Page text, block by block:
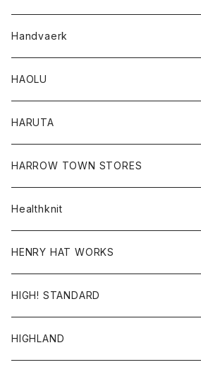
アウター
カーディガン
コート
トップス
シャツ
スウェット
レディース
カーディガン
コート
ボトム
パンツ
Handvaerk
トップス
Tシャツ
ロンTEE
HAOLU
HARUTA
HARROW TOWN STORES
Healthknit
HENRY HAT WORKS
帽子
HIGH! STANDARD
アウター
HIGHLAND